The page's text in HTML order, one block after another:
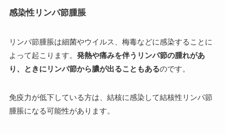
感染性リンパ節腫脹
リンパ節腫脹は細菌やウイルス、梅毒などに感染することに
よって起こります。 発熱や痛みを伴うリンパ節の腫れがあ
り、ときにリンパ節から膿が出ることもあるのです。
免疫力が低下している方は、結核に感染して結核性リンパ節
腫脹になる可能性があります。